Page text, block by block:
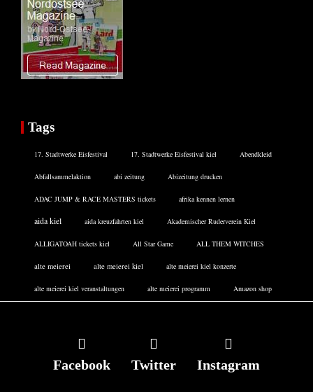
Tags
17. Stadtwerke Eisfestival 17. Stadtwerke Eisfestival kiel Abendkleid
Abfallsammelaktion abi zeitung Abizeitung drucken
ADAC JUMP & RACE MASTERS tickets afrika kennen lernen
aida kiel aida kreuzfahrten kiel Akademischer Ruderverein Kiel
ALLIGATOAH tickets kiel All Star Game ALL THEM WITCHES
alte meierei alte meierei kiel alte meierei kiel konzerte
alte meierei kiel veranstaltungen alte meierei programm Amazon shop
Facebook Twitter Instagram